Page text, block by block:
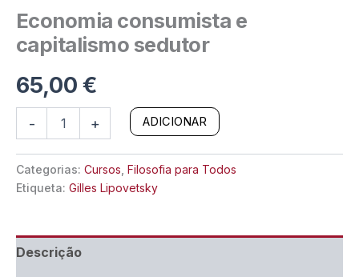
Economia consumista e
capitalismo sedutor
65,00 €
-
consumista
e
capitalismo
+ ADICIONAR
Categorias: Cursos Filosofia para Todos
Etiqueta: Gilles Lipovetsky
Descrição